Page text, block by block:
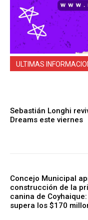
ULTIMAS
Sebastián Longhi
Dreams este viernes
Concejo Municipal
construcción de la
canina de
supera los $170